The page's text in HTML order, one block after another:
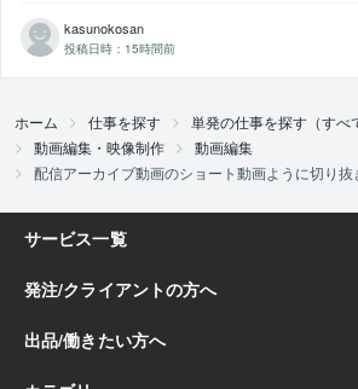
kasunokosan
投稿日時： 15時間前
ホーム 仕事を探す
単発の仕事を探す（すべ
動画編集・映像制作
動画編集
配信アーカイブ動画のショート動画ように切り